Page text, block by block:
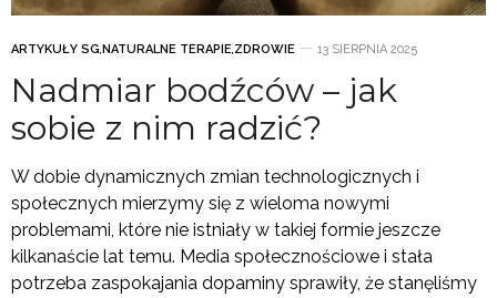
ARTYKUŁY SG,NATURALNE TERAPIE,ZDROWIE 13 SIERPNIA 2025
Nadmiar bodźców – jak
sobie z nim radzić?
W dobie dynamicznych zmian technologicznych i
społecznych mierzymy się z wieloma nowymi
problemami, które nie istniały w takiej formie jeszcze
kilkanaście lat temu. Media społecznościowe i stała
potrzeba zaspokajania dopaminy sprawiły, że stanęliśmy